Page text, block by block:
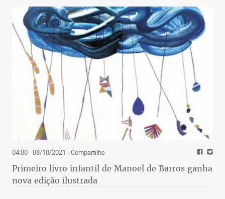
04:00 - 08/10/2021 - Compartilhe
Primeiro livro infantil de Manoel de Barros ganha
nova edição ilustrada